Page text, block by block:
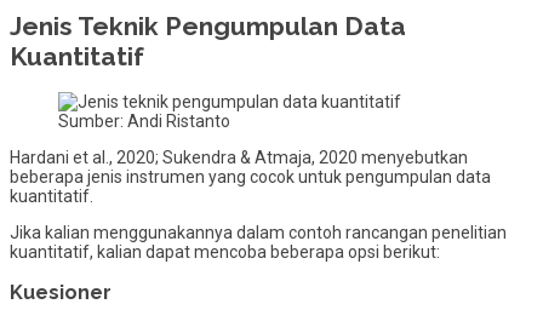
Jenis Teknik Pengumpulan Data
Kuantitatif
Sumber: Andi Ristanto
Hardani et al., 2020; Sukendra & Atmaja, 2020 menyebutkan
beberapa jenis instrumen yang cocok untuk pengumpulan data
kuantitatif.
Jika kalian menggunakannya dalam contoh rancangan penelitian
kuantitatif, kalian dapat mencoba beberapa opsi berikut:
Kuesioner